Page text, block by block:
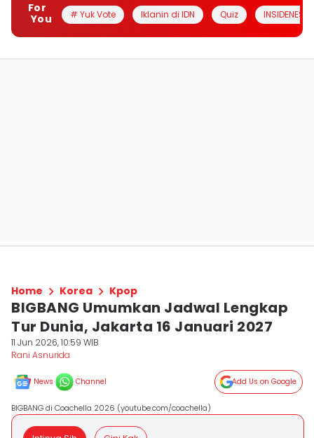
For
You
# Yuk Vote Iklanin di IDN Quiz INSIDENESIA
Home Korea Kpop
BIGBANG Umumkan Jadwal Lengkap
Tur Dunia, Jakarta 16 Januari 2027
11 Jun 2026, 10:59 WIB
Rani Asnurida
News Channel Add Us on Google
BIGBANG di Coachella 2026 (youtube.com/coachella)